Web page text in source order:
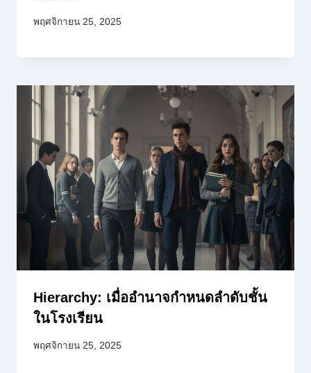
พฤศจิกายน 25, 2025
Hierarchy: เมื่ออำนาจกำหนดลำดับชั้น
ในโรงเรียน
พฤศจิกายน 25, 2025